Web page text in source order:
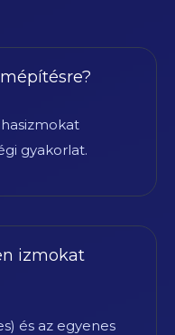
gyakorlat.
izmokat
és az egyenes